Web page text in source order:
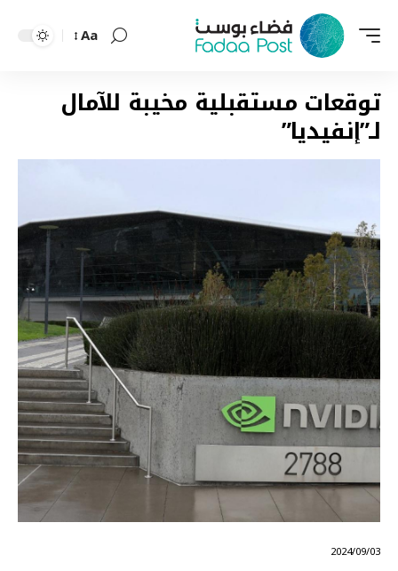
Font
Aa
توقعات مستقبلية مخيبة للآمال
لـ”إنفيديا”
⠀ 2024/09/03